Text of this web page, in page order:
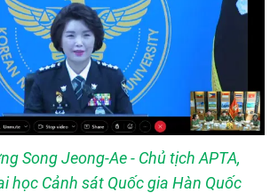
Song Jeong-Ae - Chủ tịch APTA,
học Cảnh sát Quốc gia Hàn Quốc